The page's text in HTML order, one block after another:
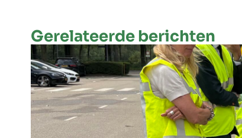
Gerelateerde berichten